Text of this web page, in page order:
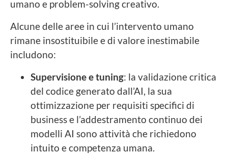
umano e problem-solving creativo.
Alcune delle aree in cui l’intervento umano
rimane insostituibile e di valore inestimabile
includono:
Supervisione e tuning: la validazione critica
del codice generato dall’AI, la sua
ottimizzazione per requisiti specifici di
business e l’addestramento continuo dei
modelli AI sono attività che richiedono
intuito e competenza umana.